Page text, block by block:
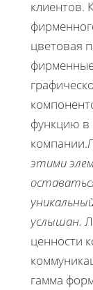
клиентов.
цветовая
функцию в
компании.
этими
услышан.
ценности
гамма